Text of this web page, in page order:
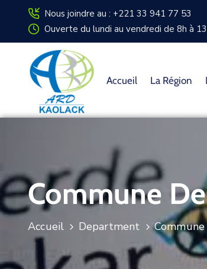
Nous joindre au : +221 33 941 77 53
Ouverte du lundi au vendredi de 8h à
Accueil La Région
Commune
Accueil Department